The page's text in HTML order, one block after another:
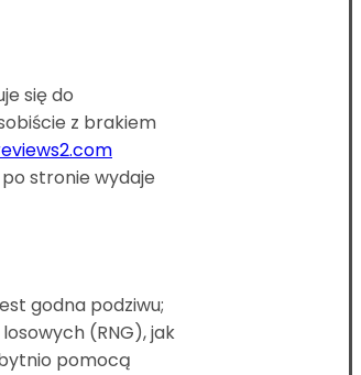
się do
z brakiem
stronie wydaje
godna podziwu;
(RNG), jak
pomocą